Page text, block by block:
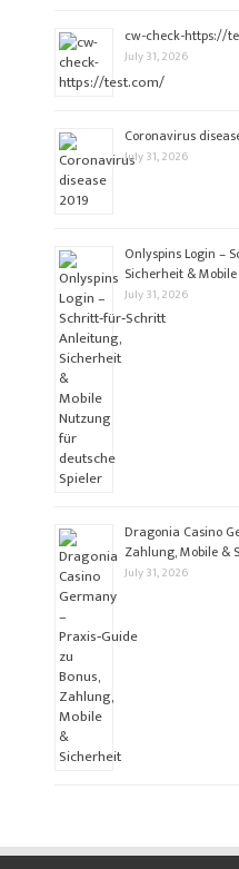
cw-check-https://
July 31, 2026
Coronavirus
July 31, 2026
Onlyspins Login –
Sicherheit &
July 31, 2026
Dragonia Casino
Zahlung, Mobile &
July 31, 2026